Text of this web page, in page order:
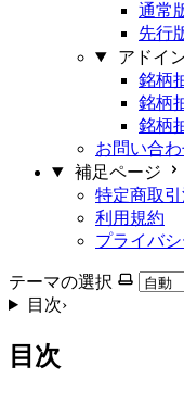
通常
先行
アドイ
銘柄
銘柄
銘柄
お問い合
補足ページ
特定商取
利用規約
プライバ
テーマの選択
目次›
目次